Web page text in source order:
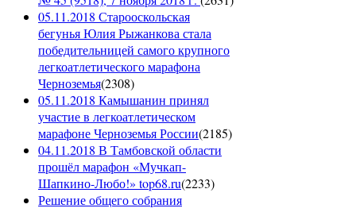
05.11.2018 Старооскольская
бегунья Юлия Рыжанкова стала
победительницей самого крупного
легкоатлетического марафона
Черноземья(2308)
05.11.2018 Камышанин принял
участие в легкоатлетическом
марафоне Черноземья России(2185)
04.11.2018 В Тамбовской области
прошёл марафон «Мучкап-
Шапкино-Любо!» top68.ru(2233)
Решение общего собрания